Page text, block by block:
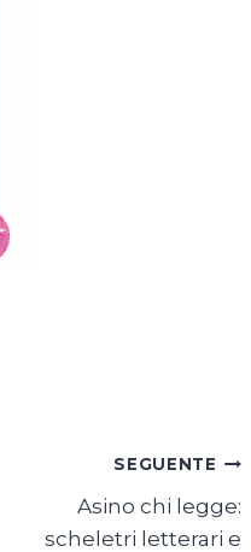
SEGUENTE
Asino chi legge:
scheletri letterari e